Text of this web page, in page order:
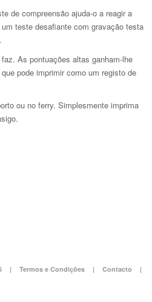
de compreensão ajuda-o a reagir a
teste desafiante com gravação testa
As pontuações altas ganham-lhe
pode imprimir como um registo de
ou no ferry. Simplesmente imprima
| Termos e Condições | Contacto |